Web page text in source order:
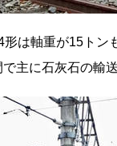
は軸重が15トン
主に石灰石の輸